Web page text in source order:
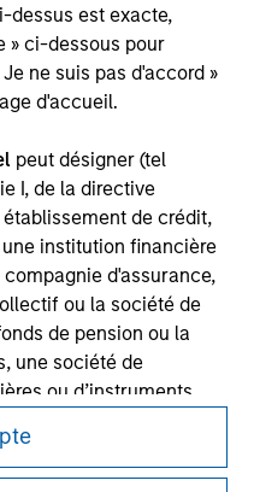
dessus est exacte,
» ci-dessous pour
ne suis pas d'accord »
d'accueil.
peut désigner (tel
I, de la directive
établissement de crédit,
institution financière
d'assurance,
ou la société de
de pension ou la
une société de
ou d’instruments
ou réglementé(e)
; (b) une grande
a loss of principal.
page for important
additional risk